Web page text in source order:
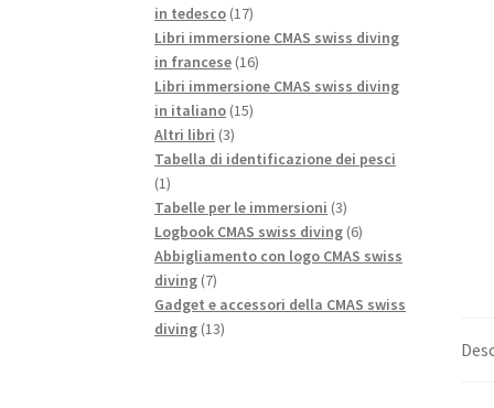
in tedesco 1717
prodotti
Libri immersione CMAS swiss diving
in francese 1616
prodotti
Libri immersione CMAS swiss diving
in italiano 1515
Altri libri 33
prodotti
Tabella di identificazione dei pesci
11
prodotto
Tabelle per le immersioni 33
prodotti
Logbook CMAS swiss diving 66
prodotti
Abbigliamento con logo CMAS swiss
diving 77
prodotti
Gadget e accessori della CMAS swiss
diving 1313